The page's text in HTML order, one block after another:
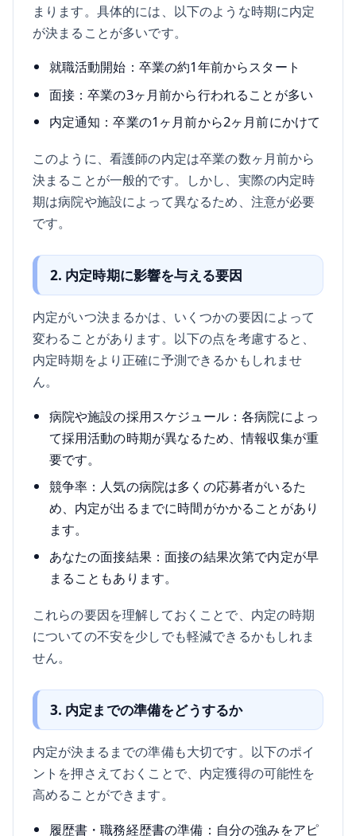
まります。具体的には、以下のような時期に内定
が決まることが多いです。
就職活動開始：卒業の約1年前からスタート
面接：卒業の3ヶ月前から行われることが多い
内定通知：卒業の1ヶ月前から2ヶ月前にかけて
このように、看護師の内定は卒業の数ヶ月前から
決まることが一般的です。しかし、実際の内定時
期は病院や施設によって異なるため、注意が必要
です。
2. 内定時期に影響を与える要因
内定がいつ決まるかは、いくつかの要因によって
変わることがあります。以下の点を考慮すると、
内定時期をより正確に予測できるかもしれませ
ん。
病院や施設の採用スケジュール：各病院によっ
て採用活動の時期が異なるため、情報収集が重
要です。
競争率：人気の病院は多くの応募者がいるた
め、内定が出るまでに時間がかかることがあり
ます。
あなたの面接結果：面接の結果次第で内定が早
まることもあります。
これらの要因を理解しておくことで、内定の時期
についての不安を少しでも軽減できるかもしれま
せん。
3. 内定までの準備をどうするか
内定が決まるまでの準備も大切です。以下のポイ
ントを押さえておくことで、内定獲得の可能性を
高めることができます。
履歴書・職務経歴書の準備：自分の強みをアピ